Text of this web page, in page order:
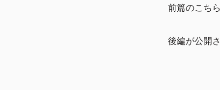
前篇のこち
後編が公開